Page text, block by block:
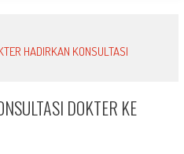
HADIRKAN KONSULTASI
DOKTER KE